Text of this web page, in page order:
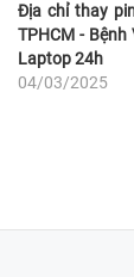
Địa chỉ thay
TPHCM - Bệnh
Laptop 24h
04/03/2025